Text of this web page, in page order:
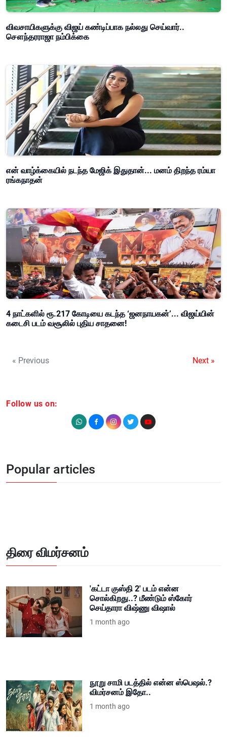
விவசாயிகளுக்கு விஜய் கண்டிப்பாக நல்லது செய்வார்..
சௌந்தரராஜா நம்பிக்கை
என் வாழ்க்கையில் நடந்த மேஜிக் இதுதான்... மனம் திறந்த ரம்யா
ரங்கநாதன்
4 நாட்களில் ரூ.217 கோடியை கடந்த ‘ஜனநாயகன்’... விஜய்யின்
கடைசி படம் வசூலில் புதிய சாதனை!
« Previous Next »
Follow us on:
Popular articles
திரை விமர்சனம்
'கட்டா குஸ்தி 2' படம் என்ன
சொல்கிறது..? மீண்டும் ஸ்கோர்
செய்தாரா விஷ்ணு விஷால்
1 month ago
நூறு சாமி படத்தில் என்ன ஸ்பெஷல்.?
விமர்சனம் இதோ..
1 month ago